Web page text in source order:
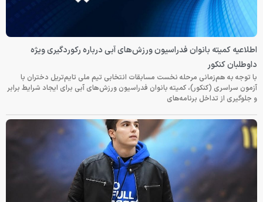
اطلاعیه کمیته بانوان فدراسیون ورزش‌های آبی درباره رکوردگیری ویژه
داوطلبان کنکور
با توجه به هم‌زمانی مرحله نخست مسابقات انتخابی تیم ملی تایم‌تریل دختران با
آزمون سراسری (کنکور)، کمیته بانوان فدراسیون ورزش‌های آبی برای ایجاد شرایط برابر
و جلوگیری از تداخل برنامه‌های